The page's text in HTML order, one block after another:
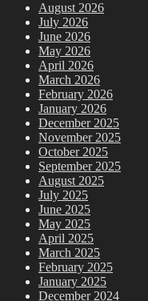
August 2026
July 2026
June 2026
May 2026
April 2026
March 2026
February 2026
January 2026
December 2025
November 2025
October 2025
September 2025
August 2025
July 2025
June 2025
May 2025
April 2025
March 2025
February 2025
January 2025
December 2024